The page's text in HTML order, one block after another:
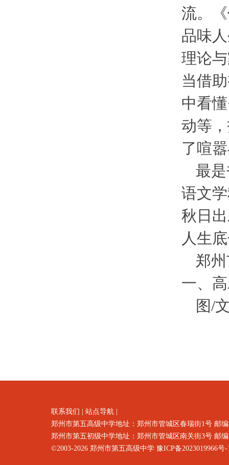
流。
品味
理论
当借
中看
动等
了喧
最
语文
秋日
人生
郑
一、
图/
联系我们 站点导航
郑州市第五高级中学地址：郑州市管城区春瑞街1号 邮
郑州市第五初级中学地址：郑州市管城区南关街3号 邮
©2003-2026 郑州市第五高级中学 豫ICP备2023019966号-